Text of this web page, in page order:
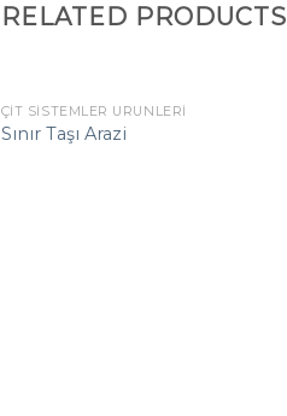
RELATED PRODUCTS
ÇIT SISTEMLER ÜRÜNLERI
Sınır Taşı Arazi